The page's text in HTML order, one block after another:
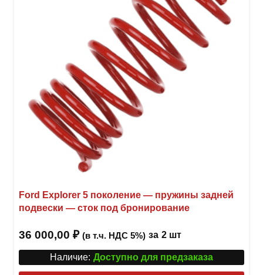
Ford Explorer 5 поколение — пружины задней
подвески — сток под бронирование
36 000,00 ₽ (в т.ч. НДС 5%) за 2 шт
Наличие: Доступно для предзаказа